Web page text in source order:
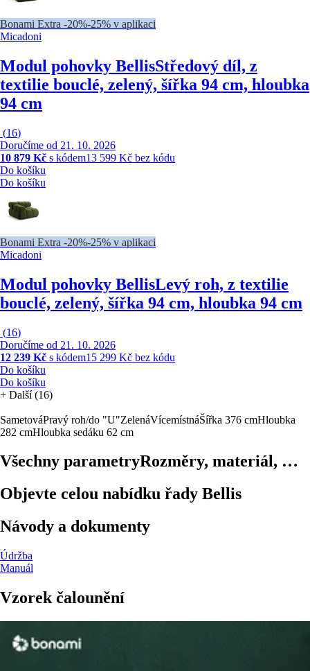
Bonami Extra -20%-25% v aplikaci
Micadoni
Modul pohovky BellisStředový díl, z
textilie bouclé, zelený, šířka 94 cm, hloubka
94 cm
(16)
Doručíme od 21. 10. 2026
10 879 Kč s kódem13 599 Kč bez kódu
Do košíku
Do košíku
Bonami Extra -20%-25% v aplikaci
Micadoni
Modul pohovky BellisLevý roh, z textilie
bouclé, zelený, šířka 94 cm, hloubka 94 cm
(16)
Doručíme od 21. 10. 2026
12 239 Kč s kódem15 299 Kč bez kódu
Do košíku
Do košíku
+ Další (16)
SametováPravý roh/do "U"ZelenáVícemístnáŠířka 376 cmHloubka
282 cmHloubka sedáku 62 cm
Všechny parametryRozměry, materiál, …
Objevte celou nabídku řady Bellis
Návody a dokumenty
Údržba
Manuál
Vzorek čalounění